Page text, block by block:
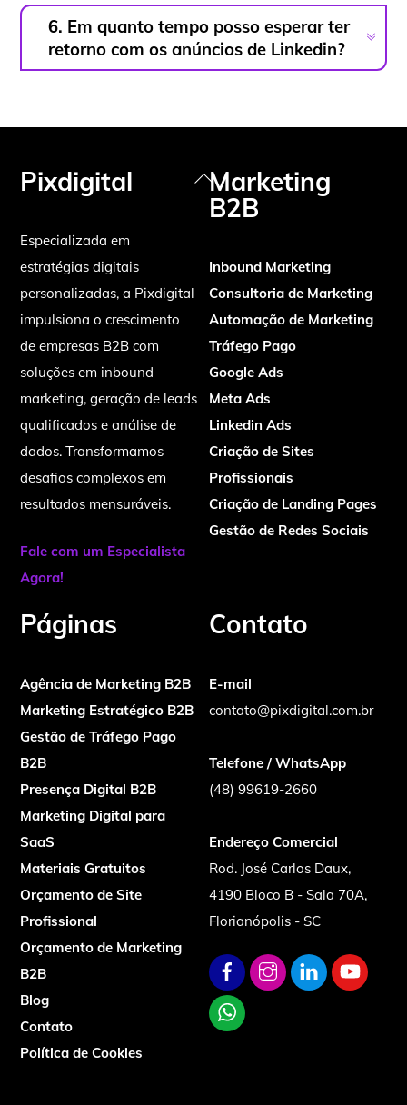
6. Em quanto tempo posso esperar ter
retorno com os anúncios de Linkedin?
Back
To
Pixdigital
Especializada em
estratégias digitais
personalizadas, a Pixdigital
impulsiona o crescimento
de empresas B2B com
soluções em inbound
marketing, geração de leads
qualificados e análise de
dados. Transformamos
desafios complexos em
resultados mensuráveis.
Fale com um Especialista
Agora!
Marketing
B2B
Inbound Marketing
Consultoria de Marketing
Automação de Marketing
Tráfego Pago
Google Ads
Meta Ads
Linkedin Ads
Criação de Sites
Profissionais
Criação de Landing Pages
Gestão de Redes Sociais
Páginas
Agência de Marketing B2B
Marketing Estratégico B2B
Gestão de Tráfego Pago
B2B
Presença Digital B2B
Marketing Digital para
SaaS
Materiais Gratuitos
Orçamento de Site
Profissional
Orçamento de Marketing
B2B
Blog
Contato
Política de Cookies
Contato
E-mail
contato@pixdigital.com.br
Telefone / WhatsApp
(48) 99619-2660
Endereço Comercial
Rod. José Carlos Daux,
4190 Bloco B - Sala 70A,
Florianópolis - SC